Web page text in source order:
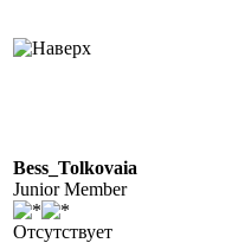
Bess_Tolkovaia
Junior Member
Отсутствует